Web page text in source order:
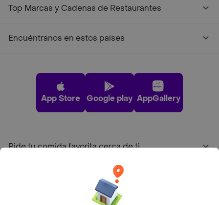
Top Marcas y Cadenas de Restaurantes
Encuéntranos en estos países
App Store Google play AppGallery
Pide tu comida favorita cerca de ti